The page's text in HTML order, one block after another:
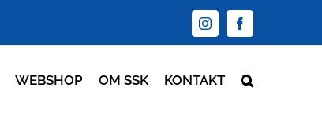
InstagramFacebook
WEBSHOP OM SSK KONTAKT